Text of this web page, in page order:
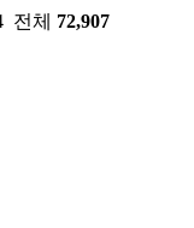
전체 72,907